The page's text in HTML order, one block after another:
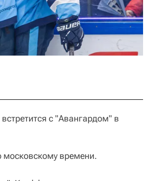
с "Авангардом" в
московскому времени.